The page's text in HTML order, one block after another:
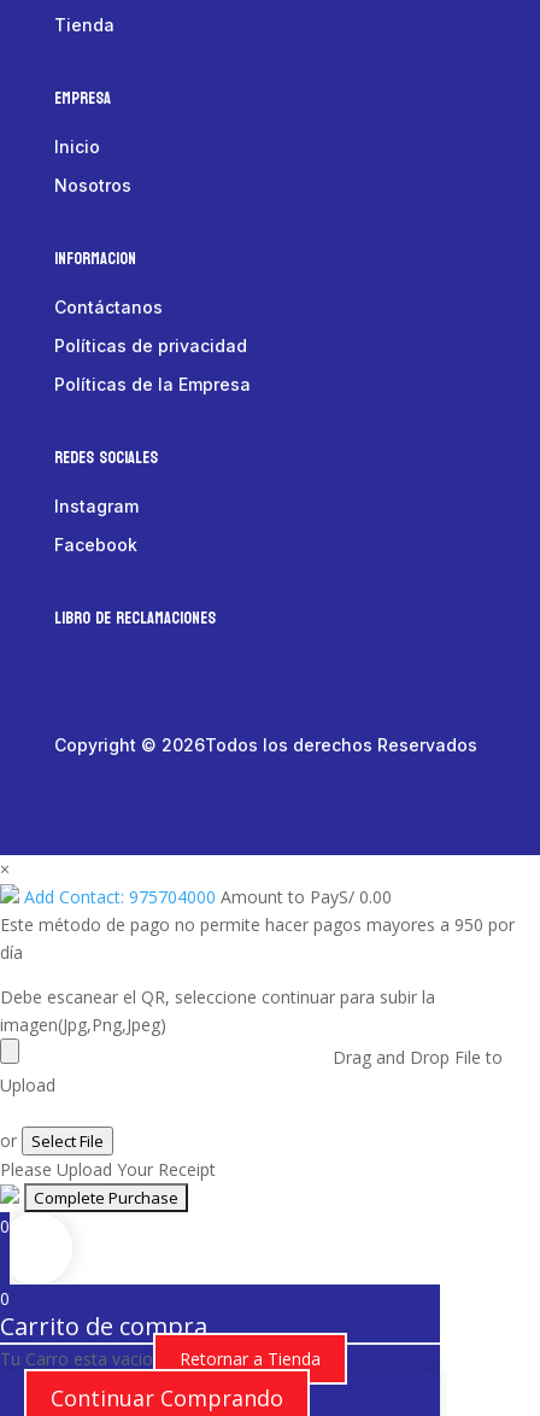
Tienda
Empresa
Inicio
Nosotros
Informacion
Contáctanos
Políticas de privacidad
Políticas de la Empresa
Redes Sociales
Instagram
Facebook
LIBRO DE RECLAMACIONES
Copyright © 2026Todos los derechos Reservados
×
Add Contact: 975704000 Amount to PayS/ 0.00
Este método de pago no permite hacer pagos mayores a 950 por
día
Debe escanear el QR, seleccione continuar para subir la
imagen(Jpg,Png,Jpeg)
Drag and Drop File to
Upload
or Select File
Please Upload Your Receipt
0
0
Carrito de compra
Tu Carro esta vacio Retornar a Tienda
Continuar Comprando